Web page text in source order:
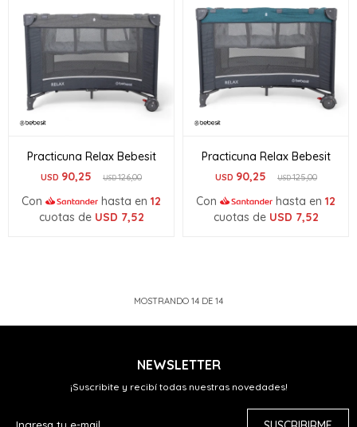
Practicuna Relax Bebesit
USD 90,25 USD126,00
Con hasta en 12
cuotas de USD 7,52
Practicuna Relax Bebesit
USD 90,25 USD125,00
Con hasta en 12
cuotas de USD 7,52
MOSTRANDO 14 DE 14
NEWSLETTER
¡Suscribite y recibí todas nuestras novedades!